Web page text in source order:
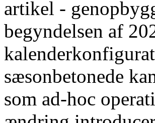
artikel -
begyndelsen af
sæsonbetonede
som ad-hoc